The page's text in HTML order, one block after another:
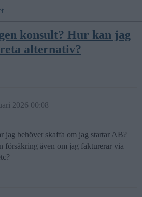
konsult? Hur kan jag
alternativ?
2026 00:08
jag behöver skaffa om jag startar AB?
försäkring även om jag fakturerar via